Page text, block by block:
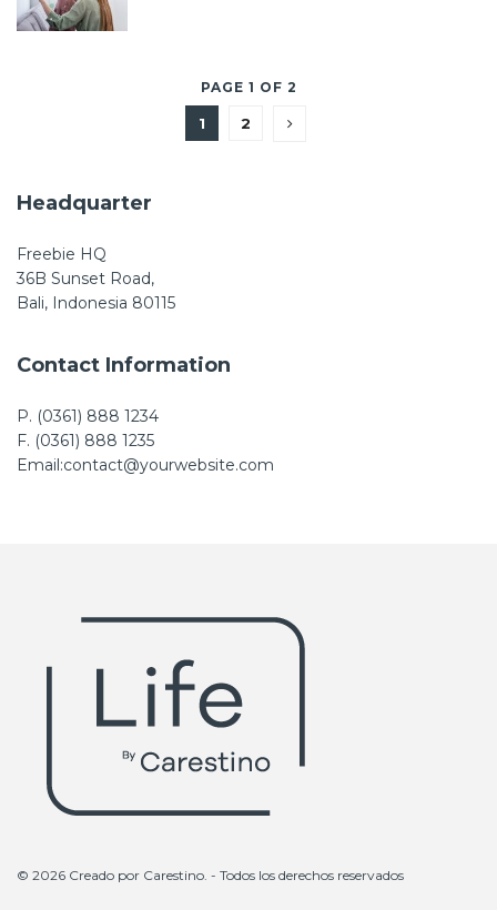
PAGE 1 OF 2
1 2
Headquarter
Freebie HQ
36B Sunset Road,
Bali, Indonesia 80115
Contact Information
P. (0361) 888 1234
F. (0361) 888 1235
Email:contact@yourwebsite.com
© 2026 Creado por Carestino . - Todos los derechos reservados